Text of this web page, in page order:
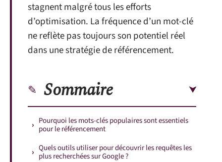
stagnent malgré tous les efforts
d’optimisation. La fréquence d’un mot-clé
ne reflète pas toujours son potentiel réel
dans une stratégie de référencement.
Sommaire
Pourquoi les mots-clés populaires sont essentiels
pour le référencement
Quels outils utiliser pour découvrir les requêtes les
plus recherchées sur Google ?